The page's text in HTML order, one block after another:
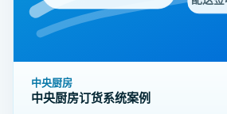
中央厨房
中央厨房订货系统案例